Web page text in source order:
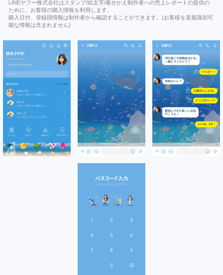
LINEヤフー株式会社はスタンプ/絵文字/着せかえ制作者への売上レポートの提供の
ために、お客様の購入情報を利用します。
購入日付、登録国情報は制作者から確認することができます。(お客様を直接識別可
能な情報は含まれません)